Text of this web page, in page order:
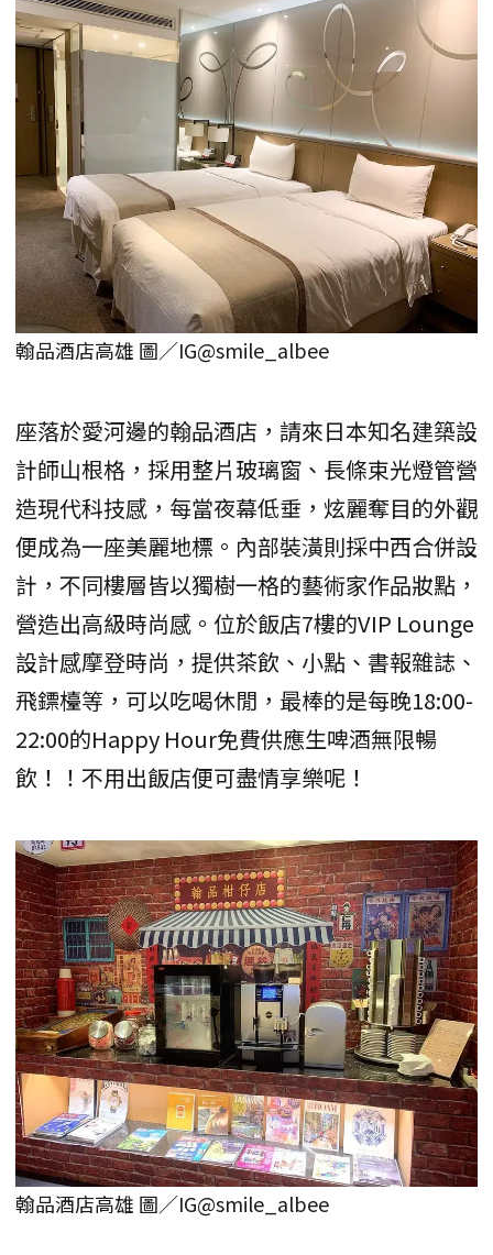
翰品酒店高雄 圖／IG@smile_albee
座落於愛河邊的翰品酒店，請來日本知名建築設
計師山根格，採用整片玻璃窗、長條束光燈管營
造現代科技感，每當夜幕低垂，炫麗奪目的外觀
便成為一座美麗地標。內部裝潢則採中西合併設
計，不同樓層皆以獨樹一格的藝術家作品妝點，
營造出高級時尚感。位於飯店7樓的VIP Lounge
設計感摩登時尚，提供茶飲、小點、書報雜誌、
飛鏢檯等，可以吃喝休閒，最棒的是每晚18:00-
22:00的Happy Hour免費供應生啤酒無限暢
飲！！不用出飯店便可盡情享樂呢！
翰品酒店高雄 圖／IG@smile_albee